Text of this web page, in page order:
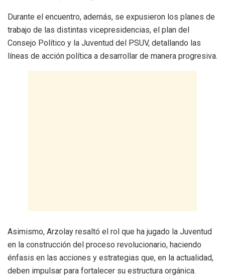
Durante el encuentro, además, se expusieron los planes de
trabajo de las distintas vicepresidencias, el plan del
Consejo Político y la Juventud del PSUV, detallando las
líneas de acción política a desarrollar de manera progresiva.
Asimismo, Arzolay resaltó el rol que ha jugado la Juventud
en la construcción del proceso revolucionario, haciendo
énfasis en las acciones y estrategias que, en la actualidad,
deben impulsar para fortalecer su estructura orgánica.